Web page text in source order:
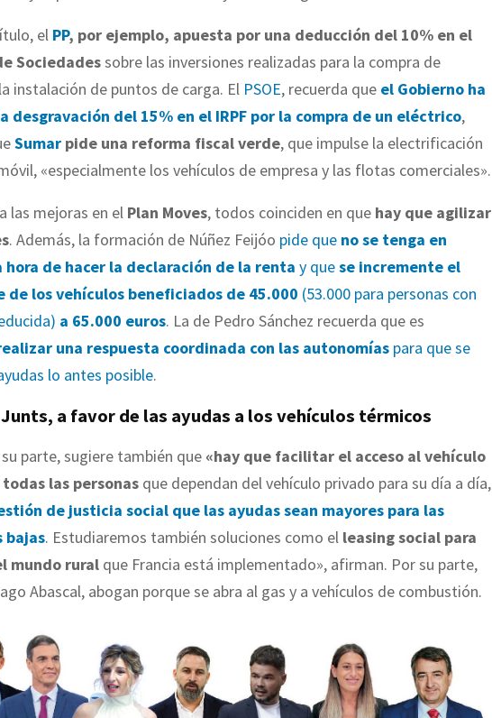
el PP, por ejemplo, apuesta por una deducción del 10% en el
Sociedadessobre las inversiones realizadas para la compra de
instalación de puntos de carga. El PSOE, recuerda que el Gobierno ha
desgravación del 15% en el IRPF por la compra de un eléctrico,
Sumar pide una reforma fiscal verde, que impulse la electrificación
«especialmente los vehículos de empresa y las flotas comerciales».
las mejoras en el Plan Moves, todos coinciden en que hay que agilizar
. Además, la formación de Núñez Feijóo pide que no se tenga en
hora de hacer la declaración de la renta y quese incremente el
de los vehículos beneficiados de 45.000 (53.000 para personas con
a 65.000 euros. La de Pedro Sánchez recuerda que es
una respuesta coordinada con las autonomías para que se
lo antes posible.
Junts, a favor de las ayudas a los vehículos térmicos
parte, sugiere también que «hay que facilitar el acceso al vehículo
las personas que dependan del vehículo privado para su día a día,
de justicia social que las ayudas sean mayores para las
bajas. Estudiaremos también soluciones como el leasing social para
mundo rural que Francia está implementado», afirman. Por su parte,
Abascal, abogan porque se abra al gas y a vehículos de combustión.